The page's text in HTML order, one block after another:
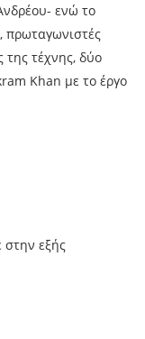
ενώ το
πρωταγωνιστές
της τέχνης, δύο
Khan με το έργο
στην εξής